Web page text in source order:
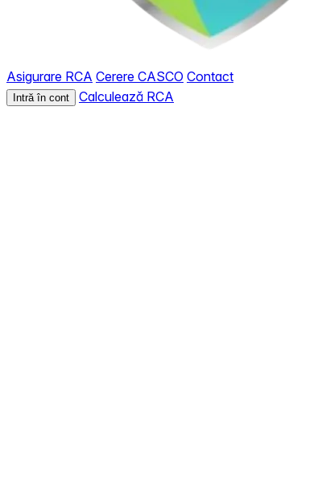
Asigurare RCA Cerere CASCO Contact
Intră în cont Calculează RCA